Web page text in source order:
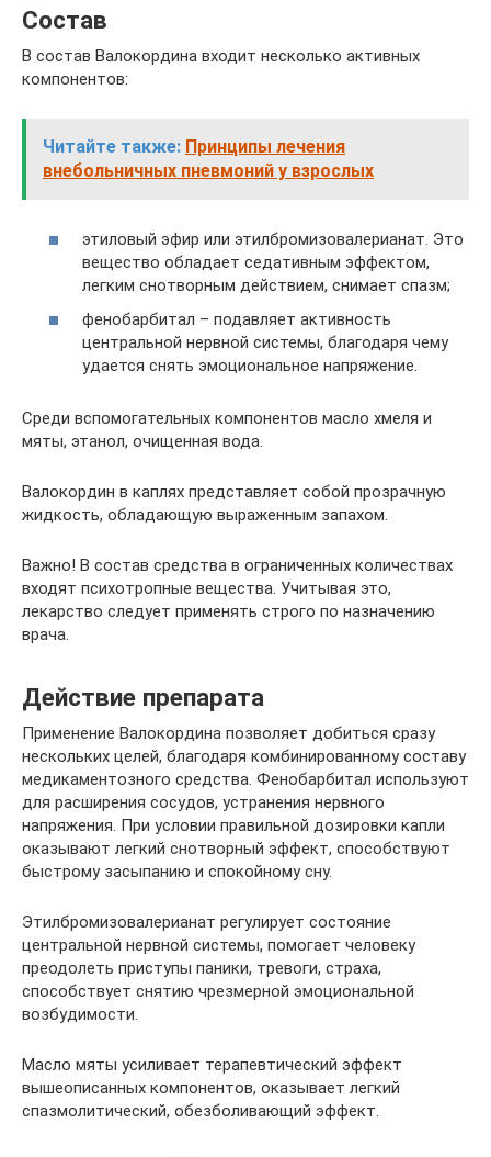
Состав
В состав Валокордина входит несколько активных
компонентов:
Читайте также: Принципы лечения
внебольничных пневмоний у взрослых
этиловый эфир или этилбромизовалерианат. Это
вещество обладает седативным эффектом,
легким снотворным действием, снимает спазм;
фенобарбитал – подавляет активность
центральной нервной системы, благодаря чему
удается снять эмоциональное напряжение.
Среди вспомогательных компонентов масло хмеля и
мяты, этанол, очищенная вода.
Валокордин в каплях представляет собой прозрачную
жидкость, обладающую выраженным запахом.
Важно! В состав средства в ограниченных количествах
входят психотропные вещества. Учитывая это,
лекарство следует применять строго по назначению
врача.
Действие препарата
Применение Валокордина позволяет добиться сразу
нескольких целей, благодаря комбинированному составу
медикаментозного средства. Фенобарбитал используют
для расширения сосудов, устранения нервного
напряжения. При условии правильной дозировки капли
оказывают легкий снотворный эффект, способствуют
быстрому засыпанию и спокойному сну.
Этилбромизовалерианат регулирует состояние
центральной нервной системы, помогает человеку
преодолеть приступы паники, тревоги, страха,
способствует снятию чрезмерной эмоциональной
возбудимости.
Масло мяты усиливает терапевтический эффект
вышеописанных компонентов, оказывает легкий
спазмолитический, обезболивающий эффект.